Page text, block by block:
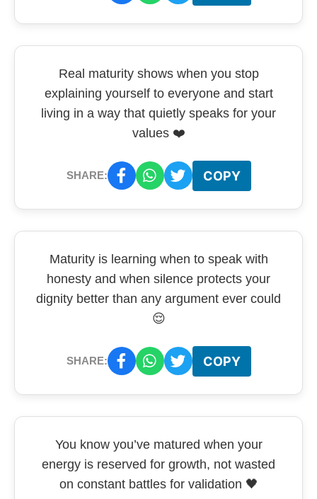
Real maturity shows when you stop
explaining yourself to everyone and start
living in a way that quietly speaks for your
values ❤️
SHARE: COPY
Maturity is learning when to speak with
honesty and when silence protects your
dignity better than any argument ever could
😌
SHARE: COPY
You know you’ve matured when your
energy is reserved for growth, not wasted
on constant battles for validation 🖤